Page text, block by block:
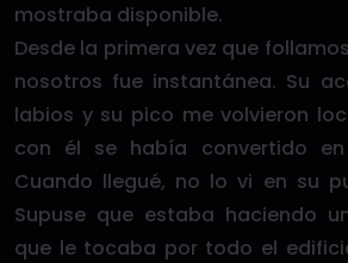
mostraba disponible.
Desde la primera vez que
nosotros fue instantánea. Su
labios y su pico me volvieron
con él se había convertido
Cuando llegué, no lo vi en su
Supuse que estaba haciendo
que le tocaba por todo el